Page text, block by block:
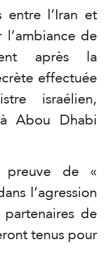
entre l’Iran et
de
après la
effectuée
israélien,
Abou Dhabi
de «
l’agression
de
tenus pour